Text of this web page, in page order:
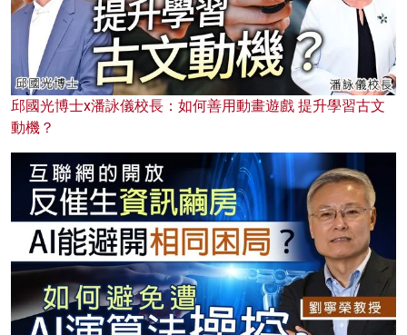
邱國光博士x潘詠儀校長：如何善用動畫遊戲 提升學習古文
動機？